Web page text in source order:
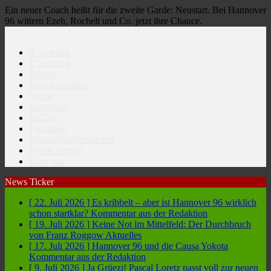
Ein neuer Coach heißt für die zweite Garde: Neustart. Bei Hannover
96 wittern Ezeh, Rochelt und Co. jetzt ihre Chance.
News Ticker
[ 22. Juli 2026 ] Es kribbelt – aber ist Hannover 96 wirklich
schon startklar? Kommentar aus der Redaktion
[ 19. Juli 2026 ] Keine Not im Mittelfeld: Der Durchbruch
von Franz Roggow Aktuelles
[ 17. Juli 2026 ] Hannover 96 und die Causa Yokota
Kommentar aus der Redaktion
[ 9. Juli 2026 ] Ja Grüezi! Pascal Loretz passt voll zur neuen